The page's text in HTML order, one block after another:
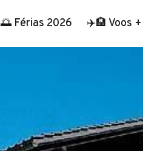
🌅 Férias 2026 ✈️🏨 Voos